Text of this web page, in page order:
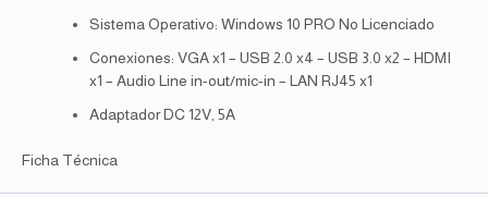
Sistema Operativo: Windows 10 PRO No Licenciado
Conexiones: VGA x1 – USB 2.0 x4 – USB 3.0 x2 – HDMI
x1 – Audio Line in-out/mic-in – LAN RJ45 x1
Adaptador DC 12V, 5A
Ficha Técnica